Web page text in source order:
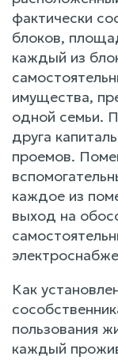
фактически
блоков,
каждый из
имущества,
одной семьи.
друга
проемов.
каждое из
выход на
Как
пользования
каждый